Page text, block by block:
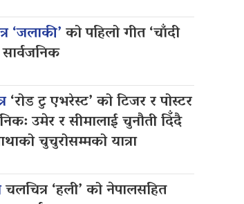
‘जलाकी’को पहिलो गीत ‘चाँदी
‘रोड टु एभरेस्ट’ को टिजर र पोस्टर
उमेर र सीमालाई चुनौती दिँदै
चुचुरोसम्मको यात्रा
चलचित्र ‘हली’ को नेपालसहित